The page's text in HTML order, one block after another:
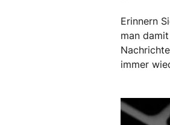
Erinnern
man
immer